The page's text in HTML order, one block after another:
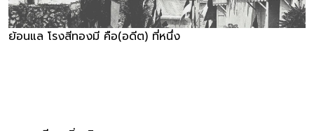
ย้อนแล โรงสีทองมี คือ(อดีต) ที่หนึ่ง